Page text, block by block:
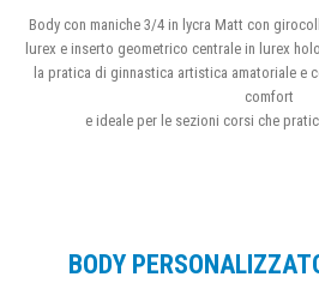
Body con maniche 3/4 in lycra Matt con
lurex e inserto geometrico centrale in lurex
la pratica di ginnastica artistica amatoriale e
comfort
e ideale per le sezioni corsi che
BODY